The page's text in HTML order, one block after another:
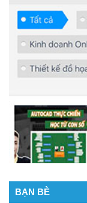
BẠN BÈ